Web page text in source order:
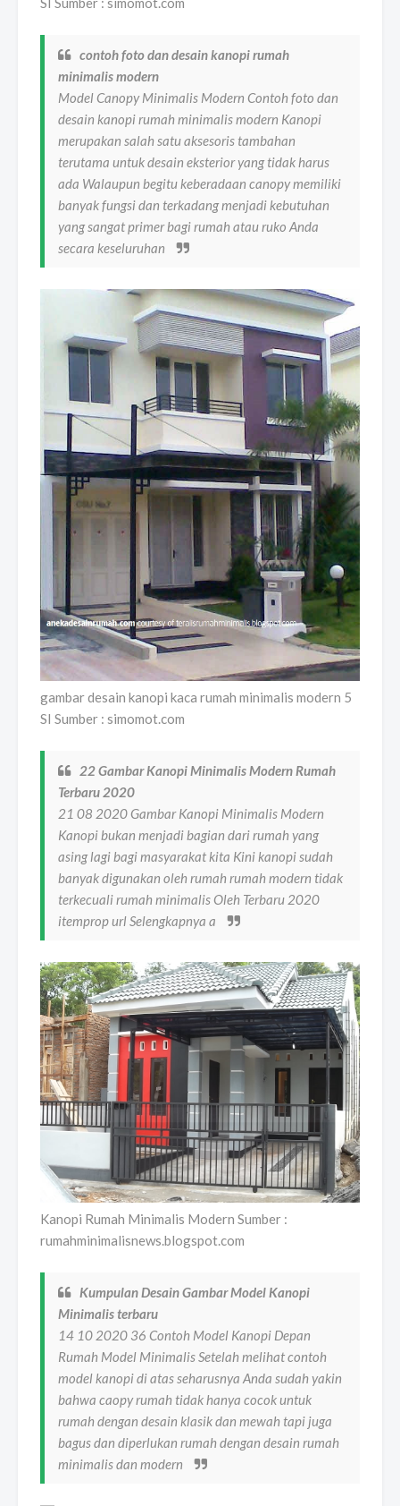
contoh foto dan desain kanopi rumah
minimalis modern
Model Canopy Minimalis Modern Contoh foto dan
desain kanopi rumah minimalis modern Kanopi
merupakan salah satu aksesoris tambahan
terutama untuk desain eksterior yang tidak harus
ada Walaupun begitu keberadaan canopy memiliki
banyak fungsi dan terkadang menjadi kebutuhan
yang sangat primer bagi rumah atau ruko Anda
secara keseluruhan
gambar desain kanopi kaca rumah minimalis modern 5
SI Sumber : simomot.com
22 Gambar Kanopi Minimalis Modern Rumah
Terbaru 2020
21 08 2020 Gambar Kanopi Minimalis Modern
Kanopi bukan menjadi bagian dari rumah yang
asing lagi bagi masyarakat kita Kini kanopi sudah
banyak digunakan oleh rumah rumah modern tidak
terkecuali rumah minimalis Oleh Terbaru 2020
itemprop url Selengkapnya a
Kanopi Rumah Minimalis Modern Sumber :
rumahminimalisnews.blogspot.com
Kumpulan Desain Gambar Model Kanopi
Minimalis terbaru
14 10 2020 36 Contoh Model Kanopi Depan
Rumah Model Minimalis Setelah melihat contoh
model kanopi di atas seharusnya Anda sudah yakin
bahwa caopy rumah tidak hanya cocok untuk
rumah dengan desain klasik dan mewah tapi juga
bagus dan diperlukan rumah dengan desain rumah
minimalis dan modern